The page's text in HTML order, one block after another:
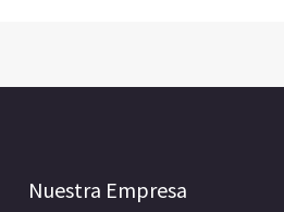
Nuestra Empresa